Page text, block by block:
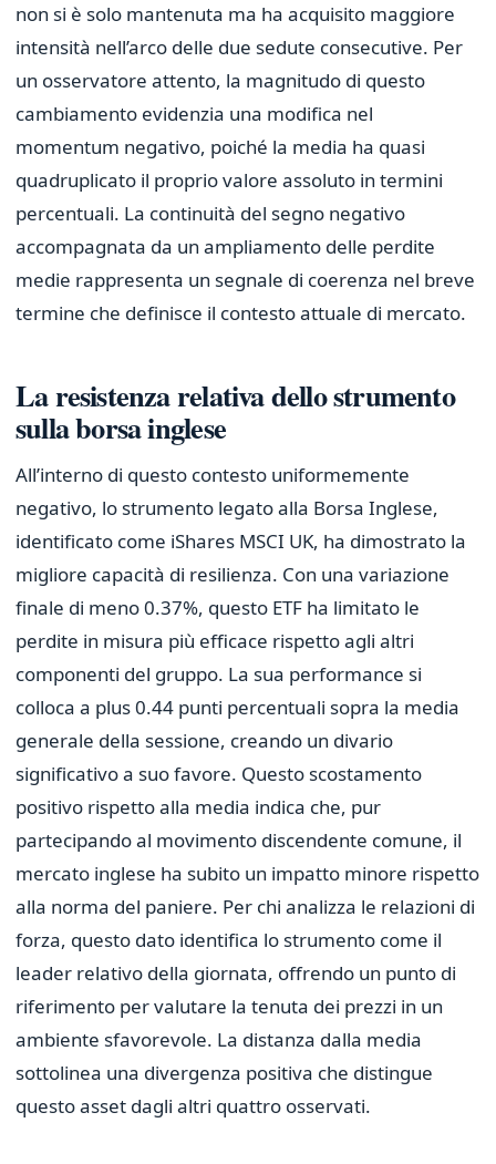
non si è solo mantenuta ma ha acquisito maggiore
intensità nell’arco delle due sedute consecutive. Per
un osservatore attento, la magnitudo di questo
cambiamento evidenzia una modifica nel
momentum negativo, poiché la media ha quasi
quadruplicato il proprio valore assoluto in termini
percentuali. La continuità del segno negativo
accompagnata da un ampliamento delle perdite
medie rappresenta un segnale di coerenza nel breve
termine che definisce il contesto attuale di mercato.
La resistenza relativa dello strumento
sulla borsa inglese
All’interno di questo contesto uniformemente
negativo, lo strumento legato alla Borsa Inglese,
identificato come iShares MSCI UK, ha dimostrato la
migliore capacità di resilienza. Con una variazione
finale di meno 0.37%, questo ETF ha limitato le
perdite in misura più efficace rispetto agli altri
componenti del gruppo. La sua performance si
colloca a plus 0.44 punti percentuali sopra la media
generale della sessione, creando un divario
significativo a suo favore. Questo scostamento
positivo rispetto alla media indica che, pur
partecipando al movimento discendente comune, il
mercato inglese ha subito un impatto minore rispetto
alla norma del paniere. Per chi analizza le relazioni di
forza, questo dato identifica lo strumento come il
leader relativo della giornata, offrendo un punto di
riferimento per valutare la tenuta dei prezzi in un
ambiente sfavorevole. La distanza dalla media
sottolinea una divergenza positiva che distingue
questo asset dagli altri quattro osservati.